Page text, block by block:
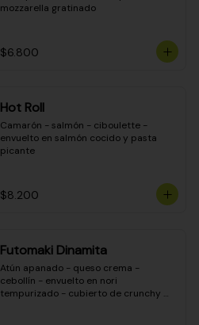
mozzarella gratinado
$6.800
Hot Roll
Camarón - salmón - ciboulette -
envuelto en salmón cocido y pasta
picante
$8.200
Futomaki Dinamita
Atún apanado - queso crema -
cebollín - envuelto en nori
tempurizado - cubierto de crunchy